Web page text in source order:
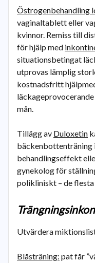
Östrogenbehandling
vaginaltablett eller
kvinnor. Remiss till
för hjälp med
situationsbetingat
utprovas lämplig
kostnadsfritt
mån.
Tillägg av Duloxetin
bäckenbottenträning
behandlingseffekt
gynekolog för
polikliniskt – de
Utvärdera
Blåsträning: pat får